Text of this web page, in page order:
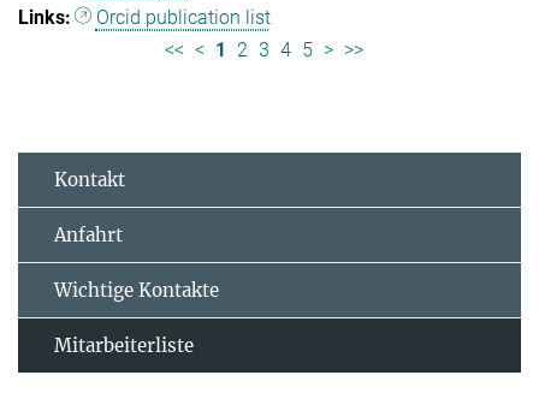
Orcid publication list
<< < 1 2 3 4 5 > >>
Kontakt
Anfahrt
Wichtige Kontakte
Mitarbeiterliste